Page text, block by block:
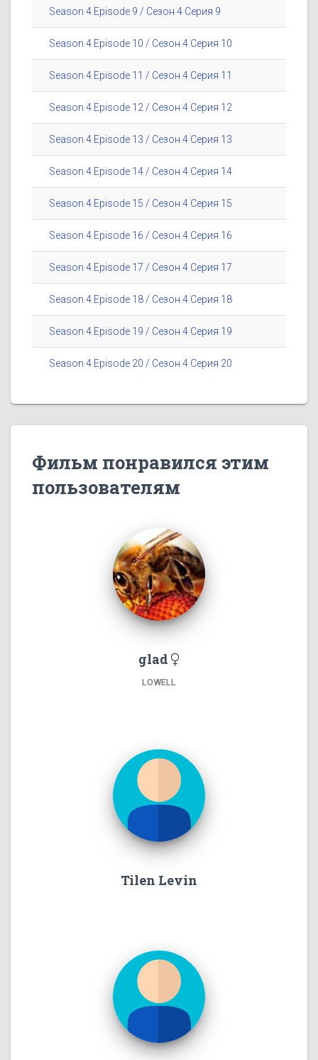
Season 4 Episode 9 / Сезон 4 Серия 9
Season 4 Episode 10 / Сезон 4 Серия 10
Season 4 Episode 11 / Сезон 4 Серия 11
Season 4 Episode 12 / Сезон 4 Серия 12
Season 4 Episode 13 / Сезон 4 Серия 13
Season 4 Episode 14 / Сезон 4 Серия 14
Season 4 Episode 15 / Сезон 4 Серия 15
Season 4 Episode 16 / Сезон 4 Серия 16
Season 4 Episode 17 / Сезон 4 Серия 17
Season 4 Episode 18 / Сезон 4 Серия 18
Season 4 Episode 19 / Сезон 4 Серия 19
Season 4 Episode 20 / Сезон 4 Серия 20
Фильм понравился этим
пользователям
glad
LOWELL
Tilen Levin